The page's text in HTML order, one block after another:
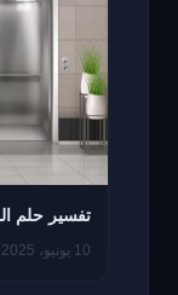
تفسير حلم
10 يونيو، 2025